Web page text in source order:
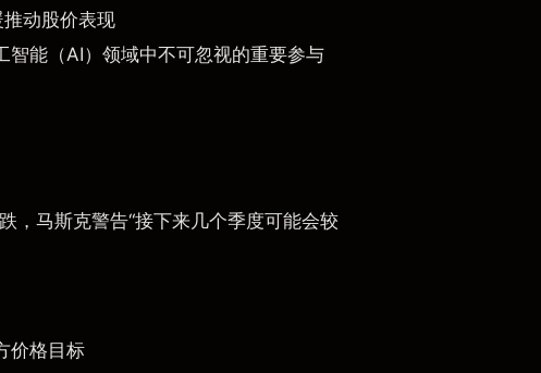
动股价表现
能（AI）领域中不可忽视的重要参与
，马斯克警告“接下来几个季度可能会较
价格目标